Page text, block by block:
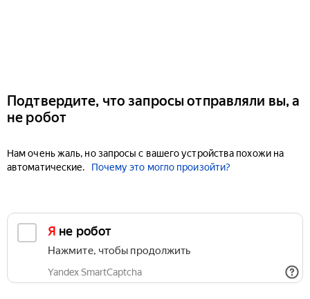
Подтвердите, что запросы отправляли вы, а
не робот
Нам очень жаль, но запросы с вашего устройства похожи на
автоматические.
Почему это могло произойти?
Я не робот
Нажмите, чтобы продолжить
Yandex SmartCaptcha